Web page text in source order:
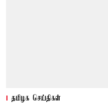
தமிழக செய்திகள்